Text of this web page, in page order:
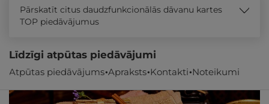
Atpūtas piedāvājums Apraksts Kontakti Noteikumi
Pārskatīt citus daudzfunkcionālās dāvanu kartes
TOP piedāvājumus
Līdzīgi atpūtas piedāvājumi